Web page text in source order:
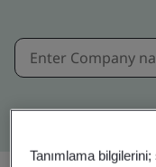
Tanımlama